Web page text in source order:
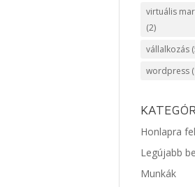
virtuális
(2)
vállalkozás
wordpress
Honlapra
Legújabb
Munkák